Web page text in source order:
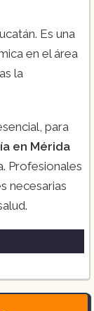
Es una
en el área
la
para
en Mérida
Profesionales
necesarias